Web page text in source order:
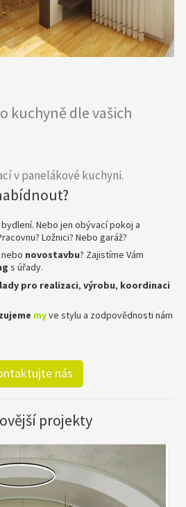
kuchyně dle vašich
v panelákové kuchyni.
Nebo jen obývací pokoj a
Ložnici? Nebo garáž?
nebo novostavbu? Zajistíme Vám
s úřady.
pro realizaci, výrobu, koordinaci
myve stylu a zodpovědnosti nám
nás
projekty